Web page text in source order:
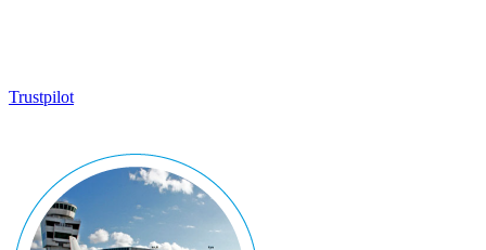
Trustpilot